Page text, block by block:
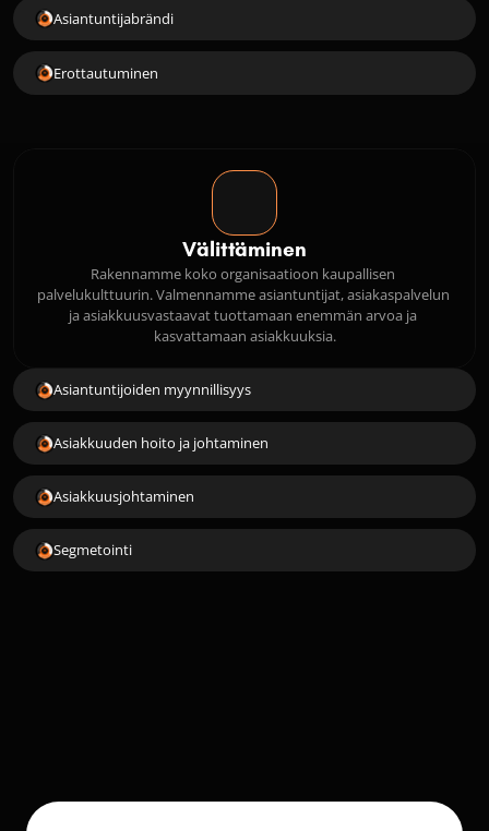
Asiantuntijabrändi
Erottautuminen
Välittäminen
Rakennamme koko organisaatioon kaupallisen
palvelukulttuurin. Valmennamme asiantuntijat, asiakaspalvelun
ja asiakkuusvastaavat tuottamaan enemmän arvoa ja
kasvattamaan asiakkuuksia.
Asiantuntijoiden myynnillisyys
Asiakkuuden hoito ja johtaminen
Asiakkuusjohtaminen
Segmetointi